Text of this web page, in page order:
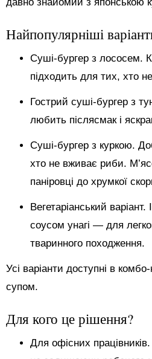
Найпопулярніші
Суші-бургер з лососем.
підходить для тих, хто
Гострий суші-бургер з
любить післясмак і
Суші-бургер з куркою.
хто не вживає риби.
паніровці до хрумкої
Вегетаріанський
соусом унагі — для
тваринного походження.
Усі варіанти доступні в
супом.
Для кого це рішення?
Для офісних